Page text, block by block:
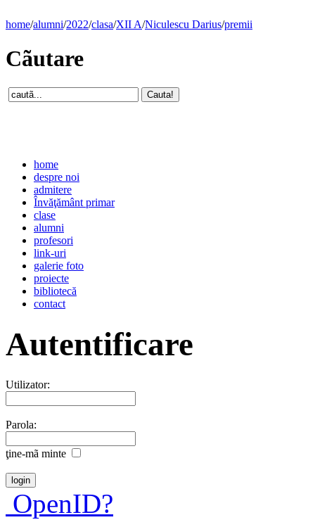
home/alumni/2022/clasa/XII A/Niculescu Darius/premii
Cãutare
home
despre noi
admitere
Învăţământ primar
clase
alumni
profesori
link-uri
galerie foto
proiecte
bibliotecă
contact
Autentificare
Utilizator:
Parola:
ţine-mã minte
OpenID?